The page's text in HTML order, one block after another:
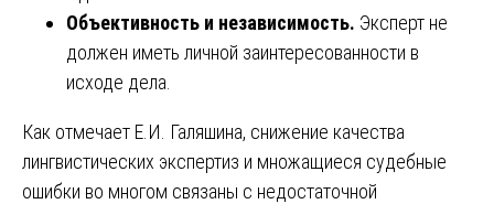
Объективность и независимость. Эксперт не
должен иметь личной заинтересованности в
исходе дела.
Как отмечает Е.И. Галяшина, снижение качества
лингвистических экспертиз и множащиеся судебные
ошибки во многом связаны с недостаточной